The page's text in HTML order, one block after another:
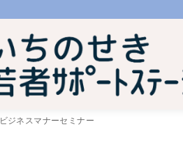
ビジネスマナーセミナー